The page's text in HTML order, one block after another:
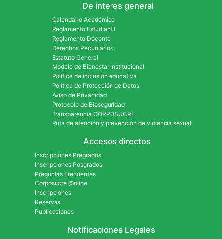
De interes general
Calendario Académico
Reglamento Estudiantil
Reglamento Docente
Derechos Pecuniarios
Estatuto General
Modelo de Bienestar Institucional
Politica de inclusión educativa
Política de Protección de Datos
Aviso de Privacidad
Protocolo de Bioseguridad
Transparencia CORPOSUCRE
Ruta de atención y prevención de violencia sexual
Accesos directos
Inscripciones Pregrados
Inscripciones Posgrados
Preguntas Frecuentes
Corposucre @nline
Inscripciones
Reservas
Publicaciones
Notificaciones Legales